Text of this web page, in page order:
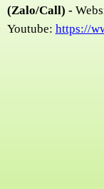
(Zalo/Call) -
Youtube: https://